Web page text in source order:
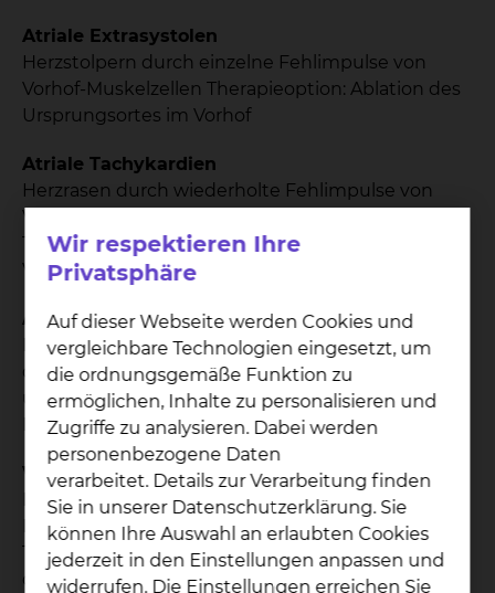
Atriale Extrasystolen
Herzstolpern durch einzelne Fehlimpulse von
Vorhof-Muskelzellen Therapieoption: Ablation des
Ursprungsortes im Vorhof
Atriale Tachykardien
Herzrasen durch wiederholte Fehlimpulse von
Vorhof-Muskelzellen
Therapieoption: Ablation des Ursprungsortes im
Vorhof
AV-Knoten-Reentry-Tachykardien
Kreisendes Herzrasen aufgrund einer Zweiteilung
der elektrischen Verbindung zwischen Vorhöfen
und Herzkammern. Therapieoption: Ablation im
Bereich des langsamen Anteils der Zweiteilung
Ventrikuläre Extrasystolen
Herzstolpern durch einzelne Fehlimpulse von
Herzkammer-Muskelzellen
Therapieoption: Ablation des Ursprungsortes in
der Herzkammer
Wir respektieren Ihre
Privatsphäre
Auf dieser Webseite werden Cookies und
vergleichbare Technologien eingesetzt, um
die ordnungsgemäße Funktion zu
ermöglichen, Inhalte zu personalisieren und
Zugriffe zu analysieren. Dabei werden
personenbezogene Daten
verarbeitet. Details zur Verarbeitung finden
Sie in unserer Datenschutzerklärung. Sie
können Ihre Auswahl an erlaubten Cookies
jederzeit in den Einstellungen anpassen und
widerrufen. Die Einstellungen erreichen Sie